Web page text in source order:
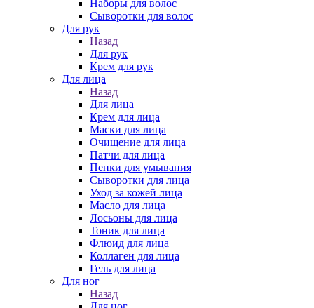
Наборы для волос
Сыворотки для волос
Для рук
Назад
Для рук
Крем для рук
Для лица
Назад
Для лица
Крем для лица
Маски для лица
Очищение для лица
Патчи для лица
Пенки для умывания
Сыворотки для лица
Уход за кожей лица
Масло для лица
Лосьоны для лица
Тоник для лица
Флюид для лица
Коллаген для лица
Гель для лица
Для ног
Назад